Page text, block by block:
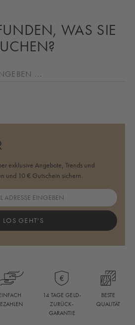
WAS SIE
exklusive Angebote, Trends und
und 10 € Gutschein sichern.
LOS GEHT'S
14 TAGE GELD-
ZURÜCK-
GARANTIE
BESTE
QUALITÄT